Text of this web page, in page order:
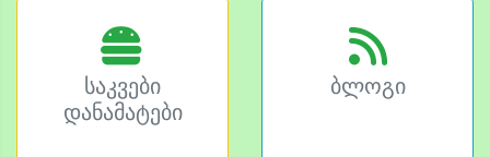
საკვები
დანამატები
ბლოგი